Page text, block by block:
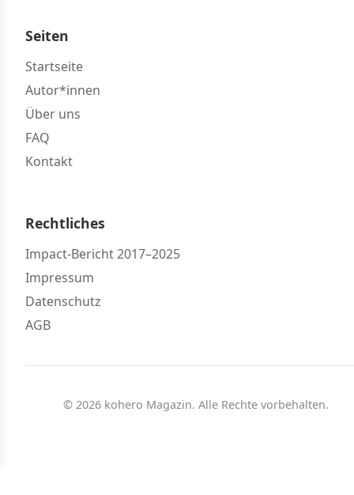
Seiten
Startseite
Autor*innen
Über uns
FAQ
Kontakt
Rechtliches
Impact-Bericht 2017–2025
Impressum
Datenschutz
AGB
© 2026 kohero Magazin. Alle Rechte vorbehalten.